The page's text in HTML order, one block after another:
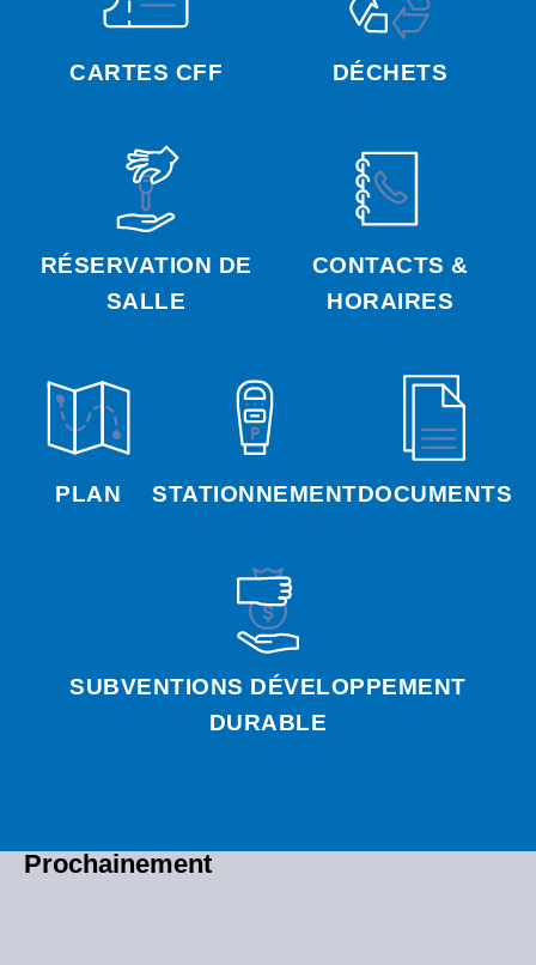
CARTES CFF DÉCHETS
RÉSERVATION DE
SALLE
CONTACTS &
HORAIRES
PLAN STATIONNEMENTDOCUMENTS
SUBVENTIONS DÉVELOPPEMENT
DURABLE
Prochainement